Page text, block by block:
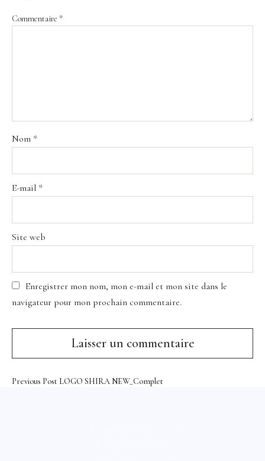
Commentaire *
Nom *
E-mail *
Site web
Enregistrer mon nom, mon e-mail et mon site dans le
navigateur pour mon prochain commentaire.
Previous Post LOGO SHIRA NEW_Complet